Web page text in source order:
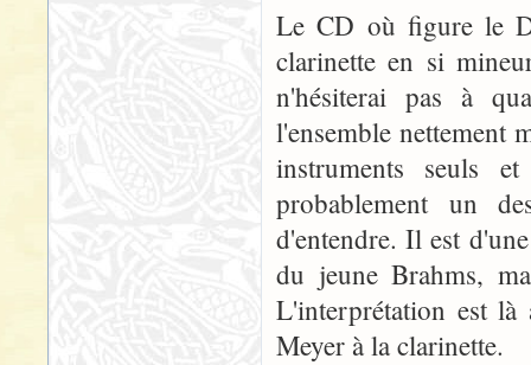
Le CD où figure le
clarinette en si
n'hésiterai pas à
l'ensemble nettement
instruments seuls
probablement un
d'entendre. Il est
du jeune Brahms,
L'interprétation est là
Meyer à la clarinette.